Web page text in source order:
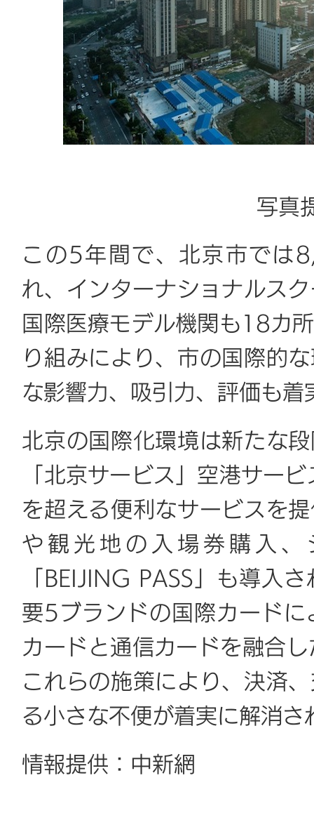
写真
この5年間で、北京市では
れ、インターナショナルス
国際医療モデル機関も18カ
り組みにより、市の国際的
な影響力、吸引力、評価も
北京の国際化環境は新たな
「北京サービス」空港サー
を超える便利なサービスを
や観光地の入場券購入
「BEIJING PASS」も導入
要5ブランドの国際カード
カードと通信カードを融合
これらの施策により、決済
る小さな不便が着実に解消さ
情報提供：中新網